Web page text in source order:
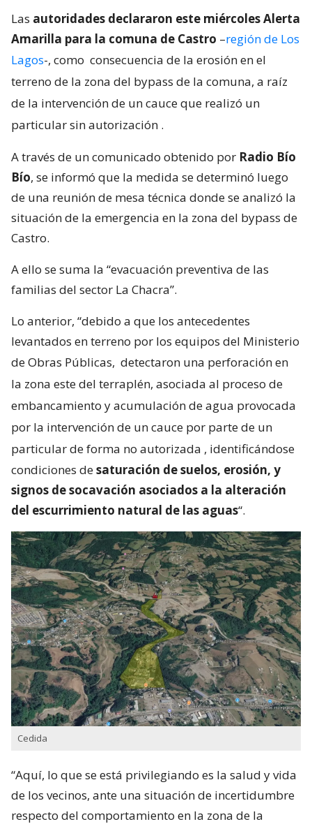
Las autoridades declararon este miércoles Alerta
Amarilla para la comuna de Castro –región de Los
Lagos-, como consecuencia de la erosión en el
terreno de la zona del bypass de la comuna, a raíz
de la intervención de un cauce que realizó un
particular sin autorización .
A través de un comunicado obtenido por Radio Bío
Bío, se informó que la medida se determinó luego
de una reunión de mesa técnica donde se analizó la
situación de la emergencia en la zona del bypass de
Castro.
A ello se suma la “evacuación preventiva de las
familias del sector La Chacra”.
Lo anterior, “debido a que los antecedentes
levantados en terreno por los equipos del Ministerio
de Obras Públicas, detectaron una perforación en
la zona este del terraplén, asociada al proceso de
embancamiento y acumulación de agua provocada
por la intervención de un cauce por parte de un
particular de forma no autorizada , identificándose
condiciones desaturación de suelos, erosión, y
signos de socavación asociados a la alteración
del escurrimiento natural de las aguas“.
Cedida
“Aquí, lo que se está privilegiando es la salud y vida
de los vecinos, ante una situación de incertidumbre
respecto del comportamiento en la zona de la